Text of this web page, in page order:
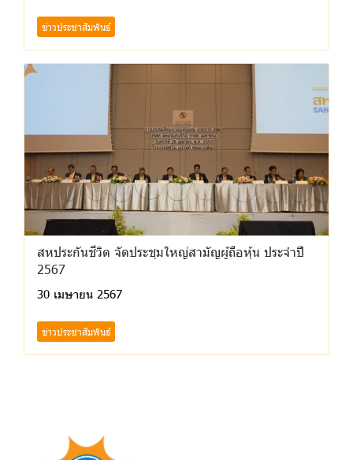
ข่าวประชาสัมพันธ์
สหประกันชีวิต จัดประชุมใหญ่สามัญผู้ถือหุ้น ประจำปี
2567
30 เมษายน 2567
ข่าวประชาสัมพันธ์